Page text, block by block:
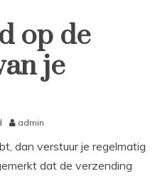
op de
je
admin
dan verstuur je regelmatig
dat de verzending